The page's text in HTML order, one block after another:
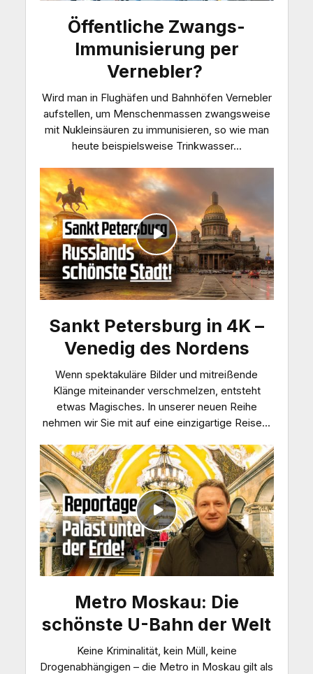
Öffentliche Zwangs-
Immunisierung per
Vernebler?
Wird man in Flughäfen und Bahnhöfen Vernebler
aufstellen, um Menschenmassen zwangsweise
mit Nukleinsäuren zu immunisieren, so wie man
heute beispielsweise Trinkwasser...
Sankt Petersburg in 4K –
Venedig des Nordens
Wenn spektakuläre Bilder und mitreißende
Klänge miteinander verschmelzen, entsteht
etwas Magisches. In unserer neuen Reihe
nehmen wir Sie mit auf eine einzigartige Reise...
Metro Moskau: Die
schönste U-Bahn der Welt
Keine Kriminalität, kein Müll, keine
Drogenabhängigen – die Metro in Moskau gilt als